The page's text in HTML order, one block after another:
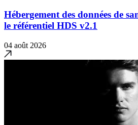
Hébergement des données de
le référentiel HDS v2.1
04 août 2026